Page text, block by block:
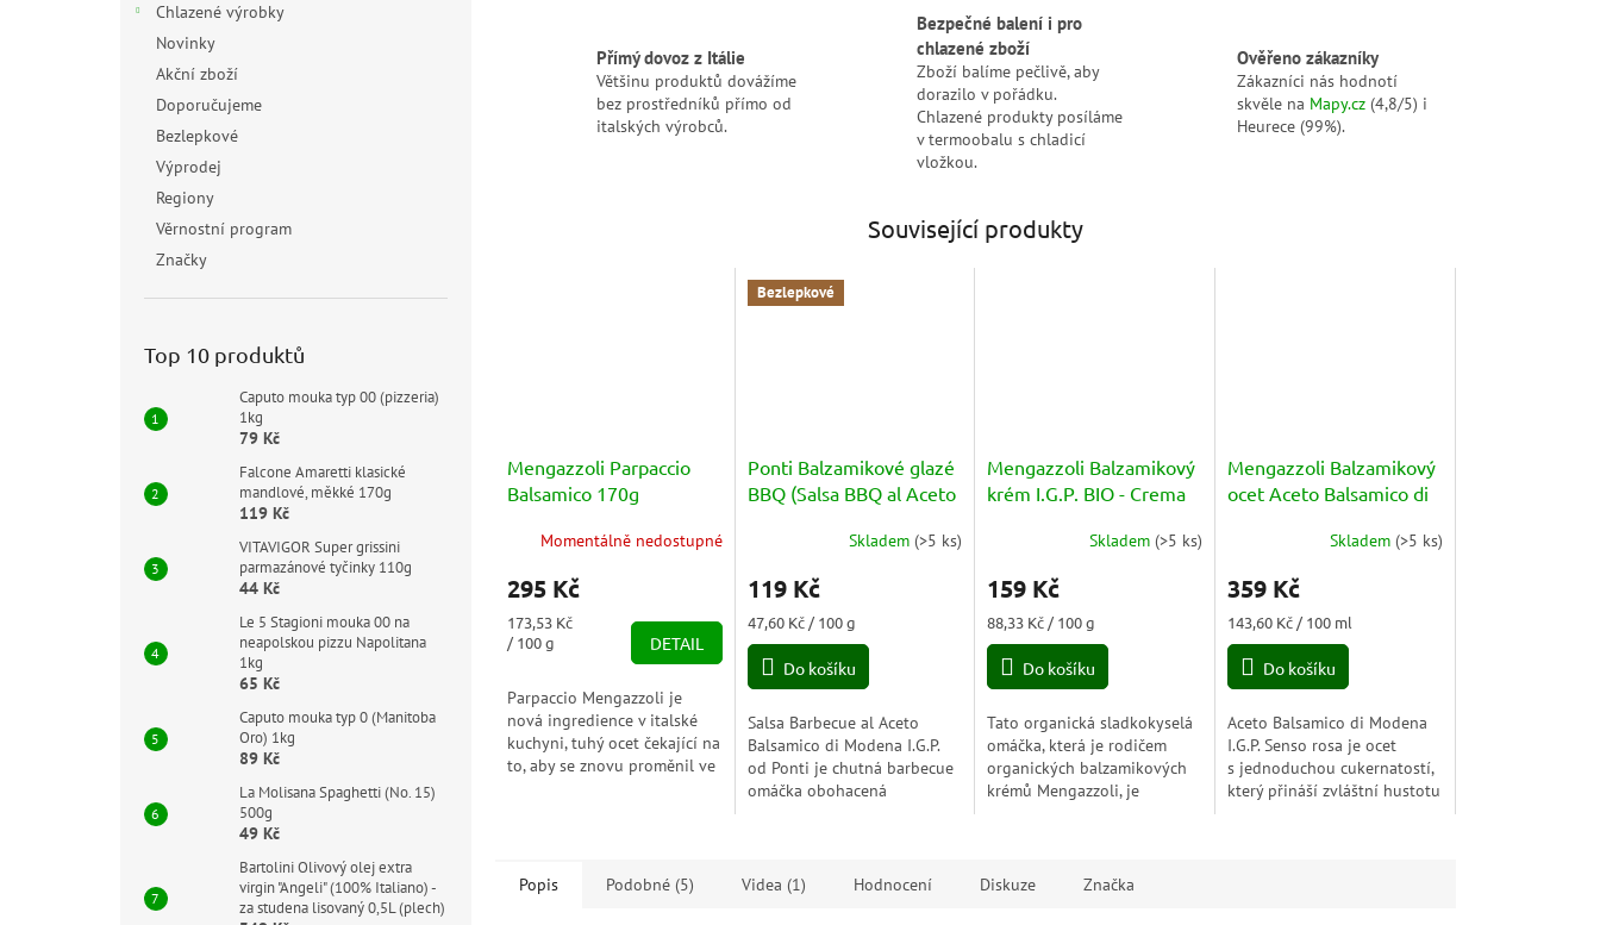
Chlazené výrobky
Novinky
Akční zboží
Doporučujeme
Bezlepkové
Výprodej
Regiony
Věrnostní program
Značky
Top 10 produktů
Caputo mouka typ 00 (pizzeria)
1kg
79 Kč
Falcone Amaretti klasické
mandlové, měkké 170g
119 Kč
VITAVIGOR Super grissini
parmazánové tyčinky 110g
44 Kč
Le 5 Stagioni mouka 00 na
neapolskou pizzu Napolitana
1kg
65 Kč
Caputo mouka typ 0 (Manitoba
Oro) 1kg
89 Kč
La Molisana Spaghetti (No. 15)
500g
49 Kč
Bartolini Olivový olej extra
virgin "Angeli" (100% Italiano) -
za studena lisovaný 0,5L (plech)
Přímý dovoz z Itálie
Většinu produktů dovážíme
bez prostředníků přímo od
italských výrobců.
Bezpečné balení i pro
chlazené zboží
Zboží balíme pečlivě, aby
dorazilo v pořádku.
Chlazené produkty posíláme
v termoobalu s chladicí
vložkou.
Ověřeno zákazníky
Zákazníci nás hodnotí
skvěle na Mapy.cz (4,8/5) i
Heurece (99%).
Související produkty
Mengazzoli Parpaccio
Balsamico 170g
Momentálně nedostupné
295 Kč
Měrná
cena:
173,53 Kč
/ 100 g
DETAIL
Parpaccio Mengazzoli je
nová ingredience v italské
kuchyni, tuhý ocet čekající na
to, aby se znovu proměnil ve
Bezlepkové
Ponti Balzamikové glazé
BBQ (Salsa BBQ al Aceto
Skladem(>5 ks)
119 Kč
Měrná
cena:
47,60 Kč / 100 g
Do košíku
Salsa Barbecue al Aceto
Balsamico di Modena I.G.P.
od Ponti je chutná barbecue
omáčka obohacená
Mengazzoli Balzamikový
krém I.G.P. BIO - Crema
Skladem(>5 ks)
159 Kč
Měrná
cena:
88,33 Kč / 100 g
Do košíku
Tato organická sladkokyselá
omáčka, která je rodičem
organických balzamikových
krémů Mengazzoli, je
Mengazzoli Balzamikový
ocet Aceto Balsamico di
Senso Rosa BOX 250ml
produktu
3,0
5
Skladem(>5 ks)
359 Kč
Měrná
cena:
143,60 Kč / 100 ml
Do košíku
Aceto Balsamico di Modena
I.G.P. Senso rosa je ocet
s jednoduchou cukernatostí,
který přináší zvláštní hustotu
Popis
Podobné (5) Videa (1) Hodnocení Diskuze Značka